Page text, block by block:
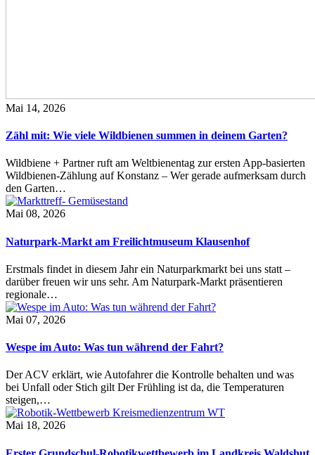
Mai 14, 2026
Zähl mit: Wie viele Wildbienen summen in deinem Garten?
Wildbiene + Partner ruft am Weltbienentag zur ersten App-basierten
Wildbienen-Zählung auf Konstanz – Wer gerade aufmerksam durch
den Garten…
Mai 08, 2026
Naturpark-Markt am Freilichtmuseum Klausenhof
Erstmals findet in diesem Jahr ein Naturparkmarkt bei uns statt –
darüber freuen wir uns sehr. Am Naturpark-Markt präsentieren
regionale…
Mai 07, 2026
Wespe im Auto: Was tun während der Fahrt?
Der ACV erklärt, wie Autofahrer die Kontrolle behalten und was
bei Unfall oder Stich gilt Der Frühling ist da, die Temperaturen
steigen,…
Mai 18, 2026